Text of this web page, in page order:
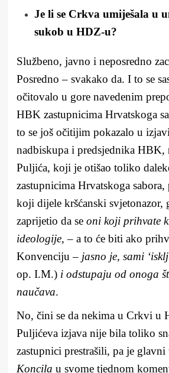
Je li se Crkva umiješala u
sukob u HDZ-u?
Službeno, javno i neposredno
Posredno – svakako da. I to se
očitovalo u gore navedenim
HBK zastupnicima Hrvatskoga
to se još očitijim pokazalo u
nadbiskupa i predsjednika HBK,
Puljića, koji je otišao toliko
zastupnicima Hrvatskoga
koji dijele kršćanski svjetonazor,
zaprijetio da se oni koji prihvate
ideologije,– a to će biti ako
Konvenciju– jasno je, sami
op. I.M.) i odstupaju od onoga
naučava.
No, čini se da nekima u Crkvi u
Puljićeva izjava nije bila toliko
zastupnici prestrašili, pa je
Koncila u svome tjednom